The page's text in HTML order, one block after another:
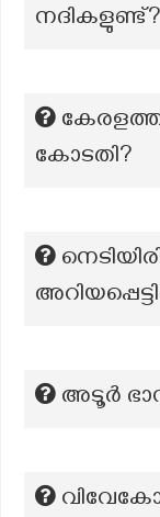
നദികളുണ്ട്?
കോടതി?
അടൂർ